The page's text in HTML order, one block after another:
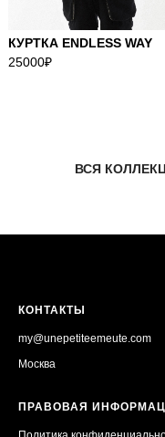
КУРТКА ENDLESS WAY
25000₽
ВСЯ
КОНТАКТЫ
my@unepetiteemeute.com
Москва
ПРАВОВАЯ